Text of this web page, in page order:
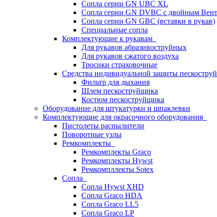
Сопла серии GN UBC XL
Сопла серии GN DVBC с двойным
Сопла серии GN GBC (вставки в рукав)
Специальные сопла
Комплектующие к рукавам
Для рукавов абразивоструйных
Для рукавов сжатого воздуха
Тросики страховочные
Средства индивидуальной защиты
Фильтр для дыхания
Шлем пескоструйщика
Костюм пескоструйщика
Оборудование для штукатурки и шпаклевки
Комплектующие для окрасочного оборудования
Пистолеты распылители
Поворотные узлы
Ремкомплекты
Ремкомплекты Graco
Ремкомплекты Hywst
Ремкомпллекты Sotex
Сопла
Сопла Hywst XHD
Сопла Graco HDA
Сопла Graco LL5
Сопла Graco LP